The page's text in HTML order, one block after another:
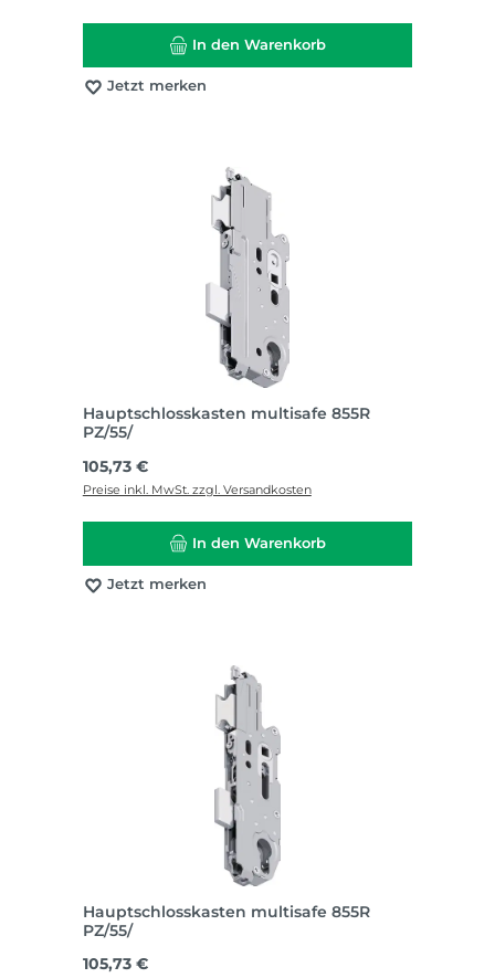
In den Warenkorb
Jetzt merken
Hauptschlosskasten multisafe 855R
PZ/55/
Regulärer Preis:
105,73 €
Preise inkl. MwSt. zzgl. Versandkosten
In den Warenkorb
Jetzt merken
Hauptschlosskasten multisafe 855R
PZ/55/
Regulärer Preis:
105,73 €